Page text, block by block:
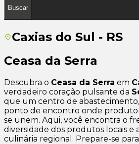
Buscar
Caxias do Sul - RS
Ceasa da Serra
Descubra o Ceasa da Serra em
verdadeiro coração pulsante da
que um centro de
ponto de encontro onde
se unem. Aqui, você encontra o
diversidade dos produtos locais e
culinária regional. Prepare-se